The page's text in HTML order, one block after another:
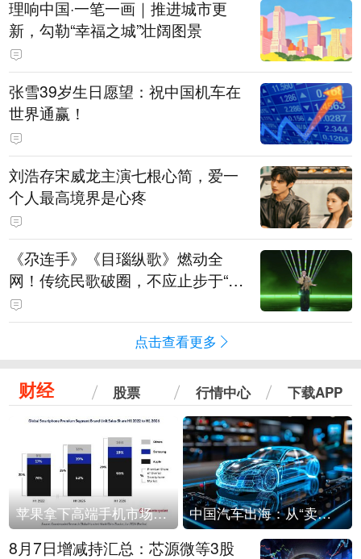
理响中国·一笔一画｜推进城市更
新，勾勒“幸福之城”壮阔图景
张雪39岁生日愿望：祝中国机车在
世界通赢！
刘浩存宋威龙主演七根心简，爱一
个人最高境界是心疼
《尕连手》《目瑙纵歌》燃动全
网！传统民歌破圈，不应止步于“上
头”
点击查看更多
财经 股票 行情中心 下载APP
苹果拿下高端手机市场65%的份额：iPhone 17系列功不可没 中国汽车出海：从“卖出去”到“走进去”
8月7日增减持汇总：芯源微等3股